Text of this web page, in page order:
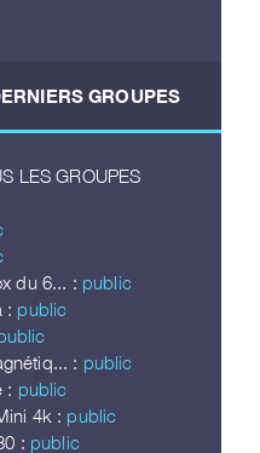
GROUPES
LES GROUPES
du 6... : public
: public
: public
: public
4k : public
: public